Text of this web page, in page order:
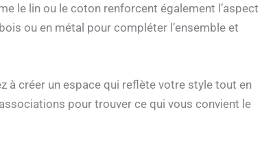
le lin ou le coton renforcent également l’aspect
ou en métal pour compléter l’ensemble et
à créer un espace qui reflète votre style tout en
pour trouver ce qui vous convient le